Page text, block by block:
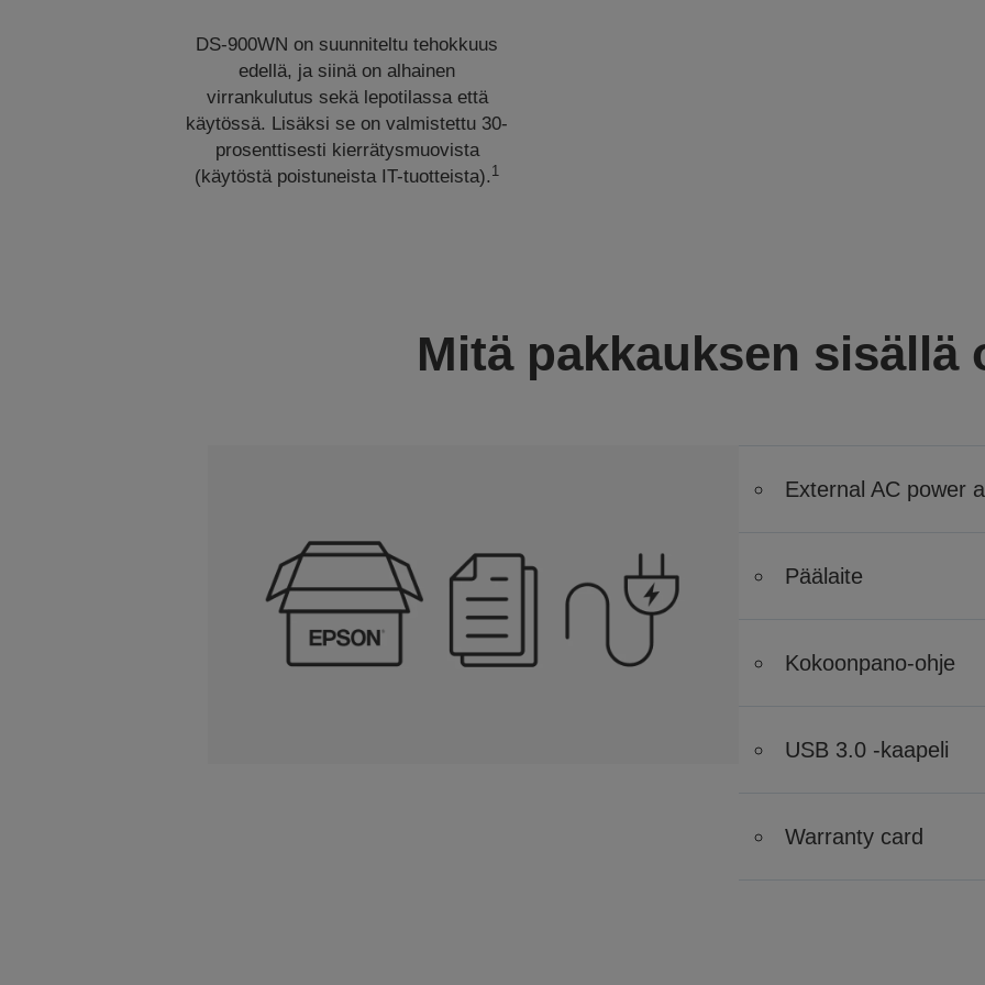
DS-900WN on suunniteltu tehokkuus
edellä, ja siinä on alhainen
virrankulutus sekä lepotilassa että
käytössä. Lisäksi se on valmistettu 30-
prosenttisesti kierrätysmuovista
(käytöstä poistuneista IT-tuotteista). 1
Mitä pakkauksen sisällä
External AC power
Päälaite
Kokoonpano-ohje
USB 3.0 -kaapeli
Warranty card